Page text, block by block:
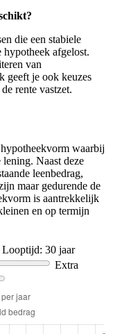
die een stabiele
hypotheek afgelost.
van
geeft je ook keuzes
rente vastzet.
waarbij
lening. Naast deze
leenbedrag,
maar gedurende de
is aantrekkelijk
en op termijn
Looptijd: 30 jaar
Extra